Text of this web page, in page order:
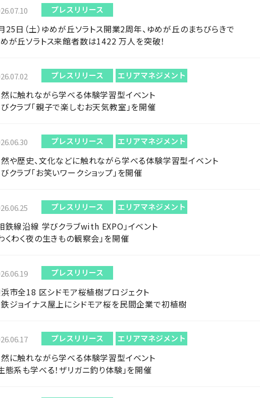
プレスリリース
25日（土）ゆめが丘ソラトス開業2周年、ゆめが丘のまちびらきで
が丘ソラトス来館者数は1422 万人を突破！
プレスリリース エリアマネジメント
に触れながら学べる体験学習型イベント
クラブ「親子で楽しむお天気教室」を開催
プレスリリース エリアマネジメント
や歴史、文化などに触れながら学べる体験学習型イベント
クラブ「お笑いワークショップ」を開催
プレスリリース エリアマネジメント
鉄線沿線 学びクラブwith EXPO」イベント
くわく夜の生きもの観察会」を開催
プレスリリース
市全18 区シドモア桜植樹プロジェクト
ジョイナス屋上にシドモア桜を民間企業で初植樹
プレスリリース エリアマネジメント
に触れながら学べる体験学習型イベント
態系も学べる！ザリガニ釣り体験」を開催